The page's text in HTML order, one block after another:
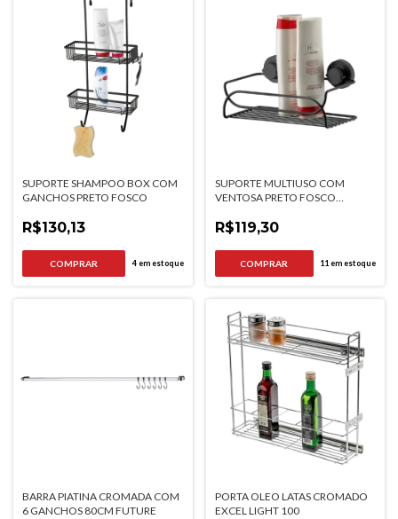
SUPORTE SHAMPOO BOX COM
GANCHOS PRETO FOSCO
R$130,13
4em estoque
SUPORTE MULTIUSO COM
VENTOSA PRETO FOSCO
R$119,30
11 em estoque
BARRA PIATINA CROMADA COM
6 GANCHOS 80CM FUTURE
PORTA OLEO LATAS CROMADO
EXCEL LIGHT 100